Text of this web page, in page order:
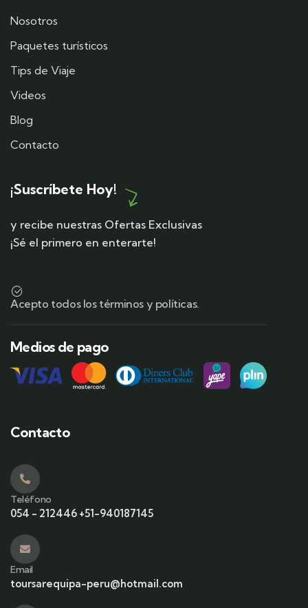
Nosotros
Paquetes turísticos
Tips de Viaje
Videos
Blog
Contacto
¡Suscríbete Hoy!
y recibe nuestras Ofertas Exclusivas
¡Sé el primero en enterarte!
Acepto todos los términos y políticas.
Medios de pago
Contacto
Teléfono
054 - 212446 +51-940187145
Email
toursarequipa-peru@hotmail.com